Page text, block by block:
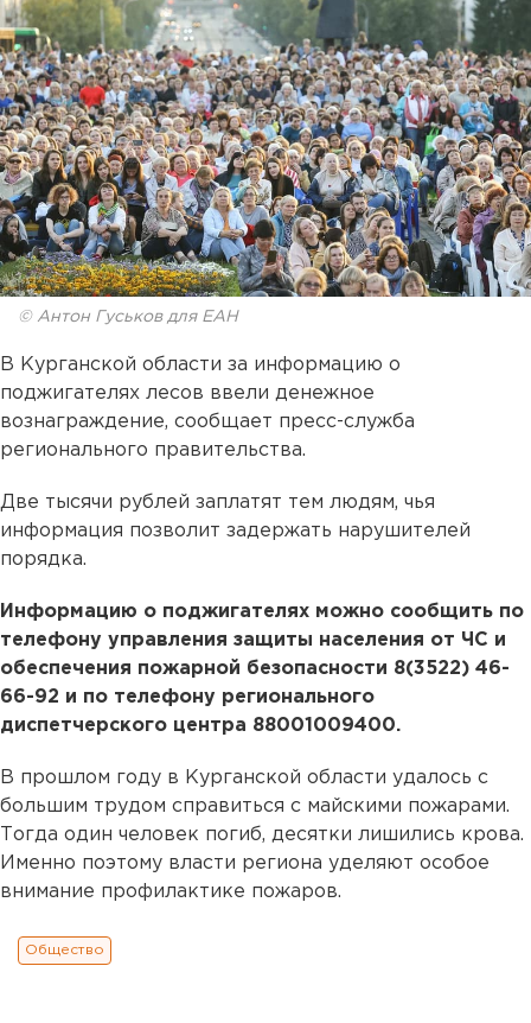
© Антон Гуськов для ЕАН
В Курганской области за информацию о
поджигателях лесов ввели денежное
вознаграждение, сообщает пресс-служба
регионального правительства.
Две тысячи рублей заплатят тем людям, чья
информация позволит задержать нарушителей
порядка.
Информацию о поджигателях можно сообщить по
телефону управления защиты населения от ЧС и
обеспечения пожарной безопасности 8(3522) 46-
66-92 и по телефону регионального
диспетчерского центра 88001009400.
В прошлом году в Курганской области удалось с
большим трудом справиться с майскими пожарами.
Тогда один человек погиб, десятки лишились крова.
Именно поэтому власти региона уделяют особое
внимание профилактике пожаров.
Общество